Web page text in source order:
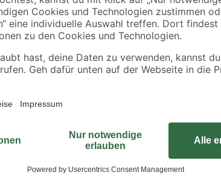
Der dicke, aus Polyester
Verdunklungsgrad von bis
unkompliziert auf eine
zum bedarfsgerechten